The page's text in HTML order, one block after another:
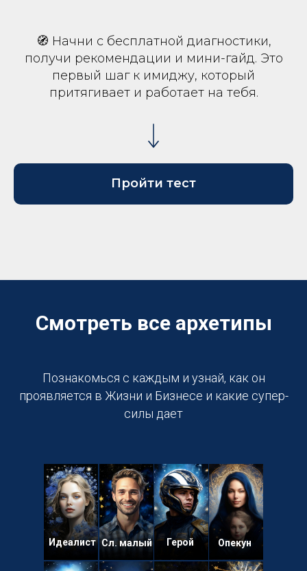
🧭 Начни с бесплатной диагностики,
получи рекомендации и мини-гайд. Это
первый шаг к имиджу, который
притягивает и работает на тебя.
Пройти тест
Смотреть все архетипы
Познакомься с каждым и узнай, как он
проявляется в Жизни и Бизнесе и какие супер-
силы дает
Идеалист Сл. малый Герой Опекун